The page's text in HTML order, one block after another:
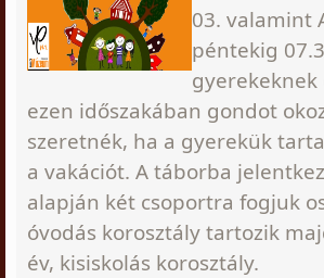
03. valamint
péntekig
ezen időszakában gondot
szeretnék, ha a gyerekük
a vakációt. A táborba
alapján két csoportra fogjuk
óvodás korosztály tartozik
év, kisiskolás korosztály.